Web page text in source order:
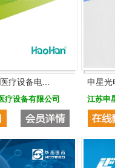
疗设备电...
疗设备有限公司
申星光
江苏申